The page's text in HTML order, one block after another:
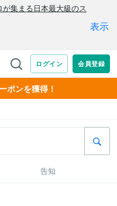
ポンを獲得！
告知